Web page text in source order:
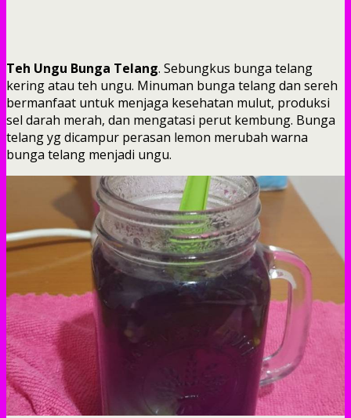
Teh Ungu Bunga Telang. Sebungkus bunga telang
kering atau teh ungu. Minuman bunga telang dan sereh
bermanfaat untuk menjaga kesehatan mulut, produksi
sel darah merah, dan mengatasi perut kembung. Bunga
telang yg dicampur perasan lemon merubah warna
bunga telang menjadi ungu.